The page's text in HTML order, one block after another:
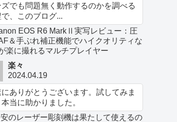
ズでも問題無く動作するのかを調べる
、このブログ...
EOS R6 MarkⅡ実写レビュー：圧
＆手ぶれ補正機能でハイクオリティな
楽に撮れるマルチプレイヤー
楽々
2024.04.19
ありがとうございます。試してみま
当に助かりました。
のレーザー彫刻機は果たして使えるの